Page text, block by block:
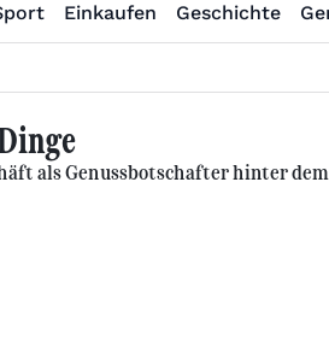
Einkaufen Geschichte
als Genussbotschafter hinter